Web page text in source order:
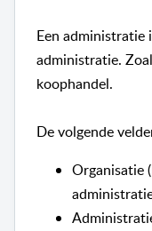
Een administratie
administratie.
koophandel.
De volgende
Organisatie